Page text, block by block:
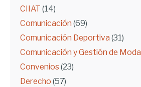
CIIAT (14)
Comunicación (69)
Comunicación Deportiva (31)
Comunicación y Gestión de Moda
Convenios (23)
Derecho (57)